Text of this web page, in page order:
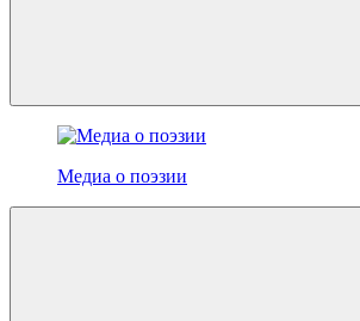
Медиа о поэзии